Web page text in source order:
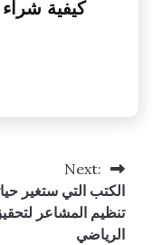
كيفية
Next:
الكتب التي ستغير
تنظيم المشاعر
الرياضي